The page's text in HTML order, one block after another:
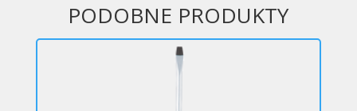
PODOBNE PRODUKTY